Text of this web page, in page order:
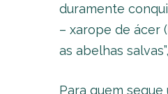
duramente
– xarope de ácer
as abelhas
Para quem